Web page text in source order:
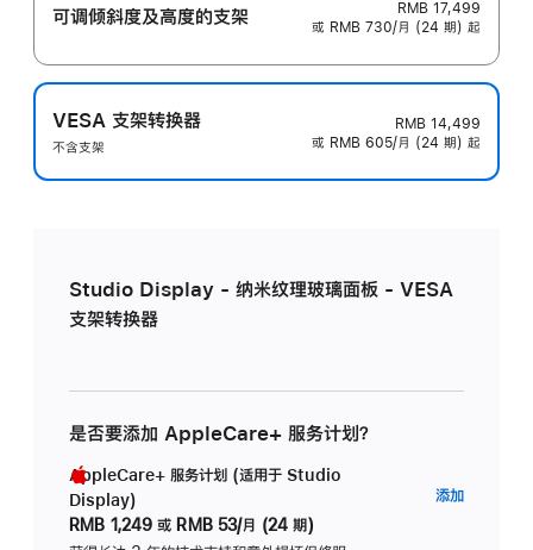
可调倾斜度及高‍度的支‍架
RMB 17,499
或 RMB 730/月 (24 期) 起
VESA 支架转换器
不含支架
RMB 14,499
或 RMB 605/月 (24 期) 起
Studio Display - 纳米纹理玻璃面板 - VESA
支架转换器
是否要添加 AppleCare+ 服务计划？
AppleCare+ 服务计划 (适用于 Studio
Display)
RMB 1,249 或 RMB 53/月 (24 期)
添加